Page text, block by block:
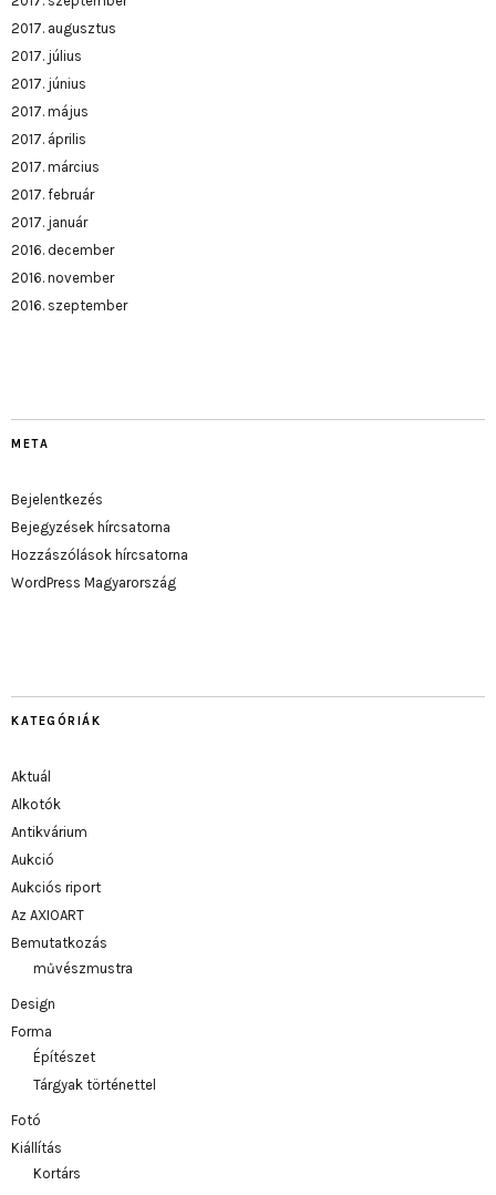
2017. augusztus
2017. július
2017. június
2017. május
2017. április
2017. március
2017. február
2017. január
2016. december
2016. november
2016. szeptember
META
Bejelentkezés
Bejegyzések hírcsatorna
Hozzászólások hírcsatorna
WordPress Magyarország
KATEGÓRIÁK
Aktuál
Alkotók
Antikvárium
Aukció
Aukciós riport
Az AXIOART
Bemutatkozás
művészmustra
Design
Forma
Építészet
Tárgyak történettel
Fotó
Kiállítás
Kortárs